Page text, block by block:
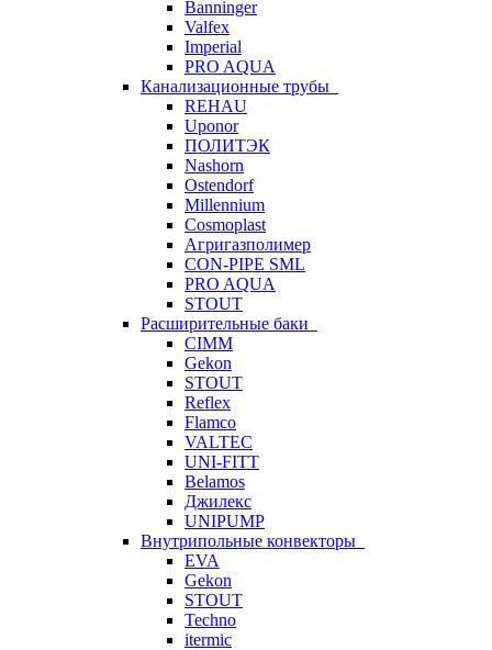
Banninger
Valfex
Imperial
PRO AQUA
Канализационные трубы
REHAU
Uponor
ПОЛИТЭК
Nashorn
Ostendorf
Millennium
Cosmoplast
Агригазполимер
CON-PIPE SML
PRO AQUA
STOUT
Расширительные баки
CIMM
Gekon
STOUT
Reflex
Flamco
VALTEC
UNI-FITT
Belamos
Джилекс
UNIPUMP
Внутрипольные конвекторы
EVA
Gekon
STOUT
Techno
itermic